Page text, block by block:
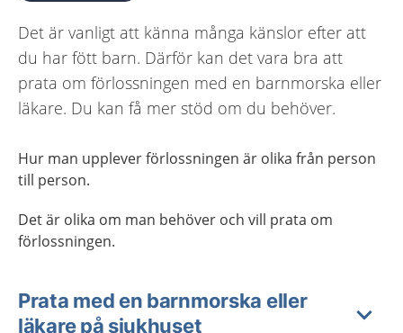
Det är vanligt att känna många känslor efter att
du har fött barn. Därför kan det vara bra att
prata om förlossningen med en barnmorska eller
läkare. Du kan få mer stöd om du behöver.
Hur man upplever förlossningen är olika från person
till person.
Det är olika om man behöver och vill prata om
förlossningen.
Prata med en barnmorska eller
läkare på sjukhuset